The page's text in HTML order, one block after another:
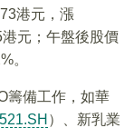
港元，漲
元；午盤後股價
。
籌備工作，如華
）、新乳業